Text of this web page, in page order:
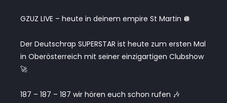
GZUZ LIVE – heute in deinem empire St Martin 🪩
Der Deutschrap SUPERSTAR ist heute zum ersten Mal
in Oberösterreich mit seiner einzigartigen Clubshow
🚀
187 – 187 – 187 wir hören euch schon rufen 🎶